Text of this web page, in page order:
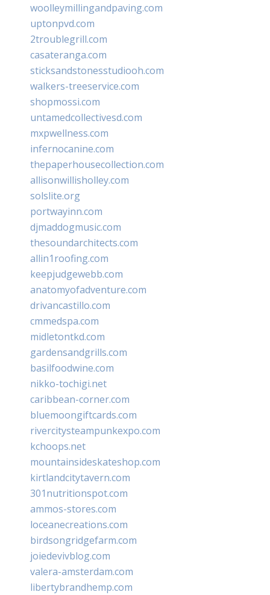
woolleymillingandpaving.com
uptonpvd.com
2troublegrill.com
casateranga.com
sticksandstonesstudiooh.com
walkers-treeservice.com
shopmossi.com
untamedcollectivesd.com
mxpwellness.com
infernocanine.com
thepaperhousecollection.com
allisonwillisholley.com
solslite.org
portwayinn.com
djmaddogmusic.com
thesoundarchitects.com
allin1roofing.com
keepjudgewebb.com
anatomyofadventure.com
drivancastillo.com
cmmedspa.com
midletontkd.com
gardensandgrills.com
basilfoodwine.com
nikko-tochigi.net
caribbean-corner.com
bluemoongiftcards.com
rivercitysteampunkexpo.com
kchoops.net
mountainsideskateshop.com
kirtlandcitytavern.com
301nutritionspot.com
ammos-stores.com
loceanecreations.com
birdsongridgefarm.com
joiedevivblog.com
valera-amsterdam.com
libertybrandhemp.com